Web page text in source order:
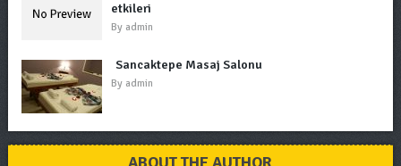
etkileri
By admin
Sancaktepe Masaj Salonu
By admin